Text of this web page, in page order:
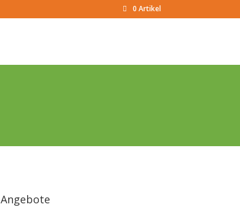
0 Artikel
Angebote